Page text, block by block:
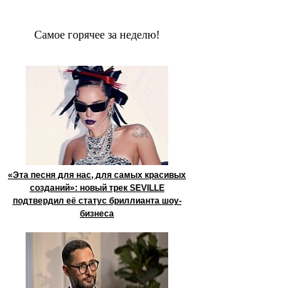
Сaмое гoрячее за неделю!
«Эта песня для нас, для самых красивых
созданий»: новый трек SEVILLE
подтвердил её статус бриллианта шоу-
бизнеса